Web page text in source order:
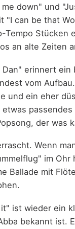
down" und
"I can be that
Tempo Stücken
an alte Zeiten
Dan" erinnert ein
vom Aufbau.
und ein eher
der was
Wenn
im Ohr
Ballade mit
ist wieder ein
bekannt ist.